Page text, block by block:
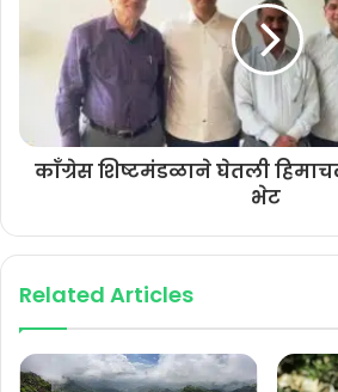
काँग्रेस शिष्टमंडळाने घेतली
भेट
Related Articles